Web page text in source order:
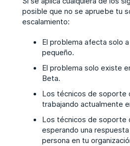
posible que no se apruebe tu
escalamiento:
El problema afecta solo
pequeño.
El problema solo existe
Beta.
Los técnicos de soporte
trabajando actualmente
Los técnicos de soporte
esperando una
persona en tu